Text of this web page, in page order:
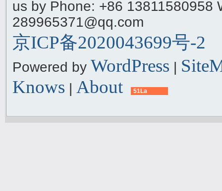
us by Phone: +86 13811580958
289965371@qq.com
京ICP备2020043699号-2
Powered by WordPress |
Knows | About 51La